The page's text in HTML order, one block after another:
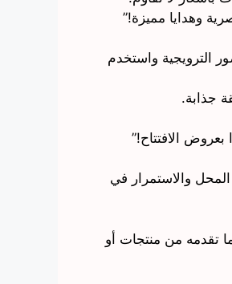
وهدايا مميزة!”
الترويجية واستخدم
جذابة.
بعروض الافتتاح!”
المحل والاستمرار في
تقدمه من منتجات أو